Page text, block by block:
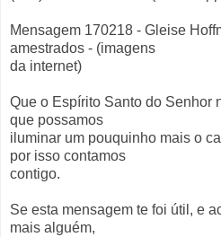
Mensagem 170218 - Gleise
amestrados - (imagens
da internet)
Que o Espírito Santo do Senhor
que possamos
iluminar um pouquinho mais o
por isso contamos
contigo.
Se esta mensagem te foi útil, e
mais alguém,